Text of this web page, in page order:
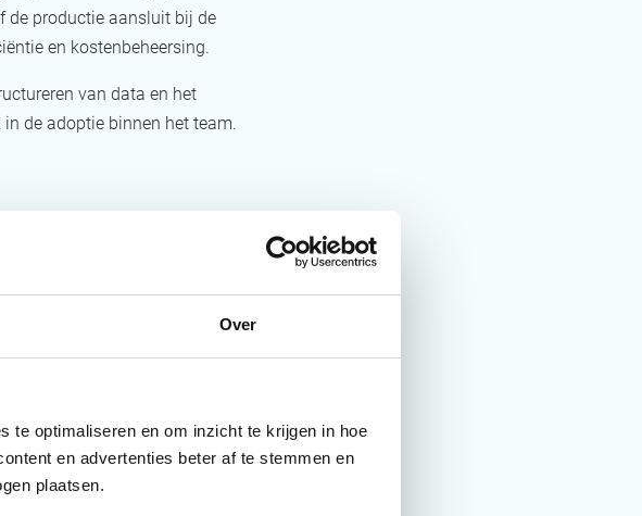
Over
te optimaliseren en om inzicht te krijgen in hoe
en advertenties beter af te stemmen en
plaatsen.
de productie aansluit bij de
en kostenbeheersing.
van data en het
de adoptie binnen het team.
zat niet alleen in de tooling,
waar een groot scherm de
is daarmee minder
en duiken we in de cijfers